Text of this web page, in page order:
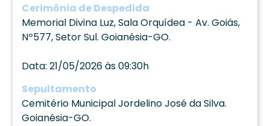
Cerimônia de Despedida
Memorial Divina Luz, Sala Orquídea - Av. Goiás,
Nº577, Setor Sul. Goianésia-GO.
Data: 21/05/2026 às 09:30h
Sepultamento
Cemitério Municipal Jordelino José da Silva.
Goianésia-GO.